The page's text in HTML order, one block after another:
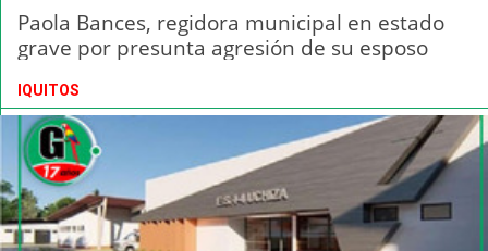
Paola Bances, regidora municipal en estado
grave por presunta agresión de su esposo
IQUITOS